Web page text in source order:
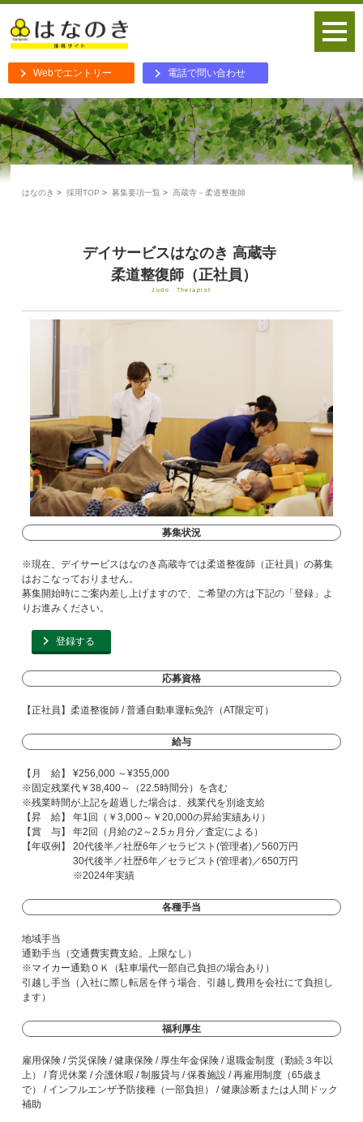
Webでエントリー 電話で問い合わせ
はなのき 採用TOP 募集要項一覧 高蔵寺－柔道整復師
デイサービスはなのき 高蔵寺
柔道整復師（正社員）
Judo Therapist
募集状況
※現在、デイサービスはなのき高蔵寺では柔道整復師（正社員）の募集
はおこなっておりません。
募集開始時にご案内差し上げますので、ご希望の方は下記の「登録」よ
りお進みください。
登録する
応募資格
【正社員】柔道整復師 / 普通自動車運転免許（AT限定可）
給与
【月 給】 ¥256,000 ～¥355,000
※固定残業代￥38,400～（22.5時間分）を含む
※残業時間が上記を超過した場合は、残業代を別途支給
【昇 給】 年1回（￥3,000～￥20,000の昇給実績あり）
【賞 与】 年2回（月給の2～2.5ヵ月分／査定による）
【年収例】 20代後半／社歴6年／セラピスト(管理者)／560万円
30代後半／社歴6年／セラピスト(管理者)／650万円
※2024年実績
各種手当
地域手当
通勤手当（交通費実費支給。上限なし）
※マイカー通勤ＯＫ（駐車場代一部自己負担の場合あり）
引越し手当（入社に際し転居を伴う場合、引越し費用を会社にて負担し
ます）
福利厚生
雇用保険 / 労災保険 / 健康保険 / 厚生年金保険 / 退職金制度（勤続３年以
上） / 育児休業 / 介護休暇 / 制服貸与 / 保養施設 / 再雇用制度（65歳ま
で） / インフルエンザ予防接種（一部負担） / 健康診断または人間ドック
補助